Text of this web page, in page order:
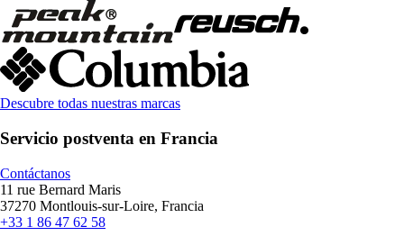
Descubre todas nuestras marcas
Servicio postventa en Francia
Contáctanos
11 rue Bernard Maris
37270 Montlouis-sur-Loire, Francia
+33 1 86 47 62 58